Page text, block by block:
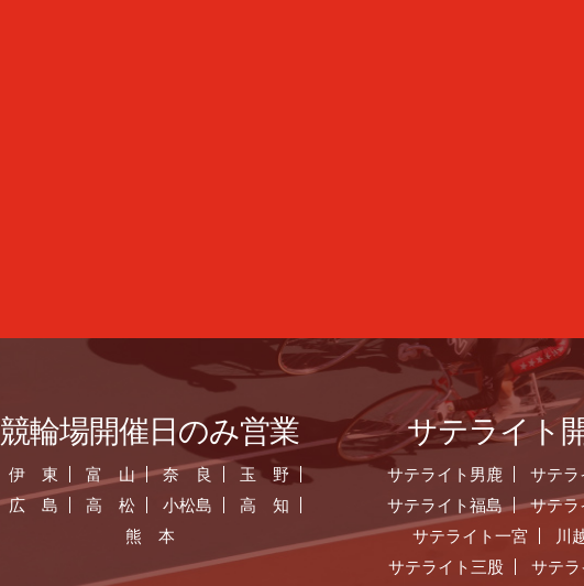
競輪場開催日のみ営業
伊 東 富 山 奈 良
玉 野
広 島
高 松 小松島
高 知
熊 本
サテライト
サテライト男鹿 サテラ
サテライト福島
サテラ
サテライト一宮
川
サテライト三股
サテ